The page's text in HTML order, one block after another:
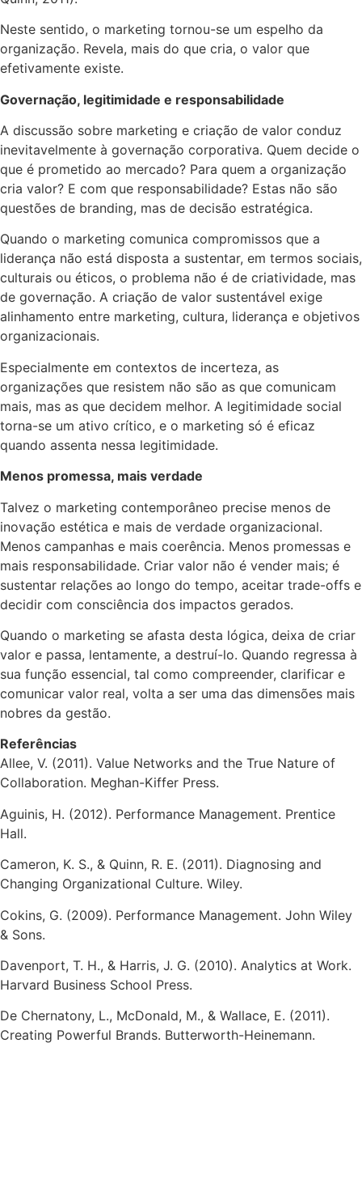
Neste sentido, o marketing tornou-se um espelho da
organização. Revela, mais do que cria, o valor que
efetivamente existe.
Governação, legitimidade e responsabilidade
A discussão sobre marketing e criação de valor conduz
inevitavelmente à governação corporativa. Quem decide o
que é prometido ao mercado? Para quem a organização
cria valor? E com que responsabilidade? Estas não são
questões de branding, mas de decisão estratégica.
Quando o marketing comunica compromissos que a
liderança não está disposta a sustentar, em termos sociais,
culturais ou éticos, o problema não é de criatividade, mas
de governação. A criação de valor sustentável exige
alinhamento entre marketing, cultura, liderança e objetivos
organizacionais.
Especialmente em contextos de incerteza, as
organizações que resistem não são as que comunicam
mais, mas as que decidem melhor. A legitimidade social
torna-se um ativo crítico, e o marketing só é eficaz
quando assenta nessa legitimidade.
Menos promessa, mais verdade
Talvez o marketing contemporâneo precise menos de
inovação estética e mais de verdade organizacional.
Menos campanhas e mais coerência. Menos promessas e
mais responsabilidade. Criar valor não é vender mais; é
sustentar relações ao longo do tempo, aceitar trade-offs e
decidir com consciência dos impactos gerados.
Quando o marketing se afasta desta lógica, deixa de criar
valor e passa, lentamente, a destruí-lo. Quando regressa à
sua função essencial, tal como compreender, clarificar e
comunicar valor real, volta a ser uma das dimensões mais
nobres da gestão.
Referências
Allee, V. (2011). Value Networks and the True Nature of
Collaboration. Meghan-Kiffer Press.
Aguinis, H. (2012). Performance Management. Prentice
Hall.
Cameron, K. S., & Quinn, R. E. (2011). Diagnosing and
Changing Organizational Culture. Wiley.
Cokins, G. (2009). Performance Management. John Wiley
& Sons.
Davenport, T. H., & Harris, J. G. (2010). Analytics at Work.
Harvard Business School Press.
De Chernatony, L., McDonald, M., & Wallace, E. (2011).
Creating Powerful Brands. Butterworth-Heinemann.